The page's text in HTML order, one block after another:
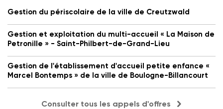
Gestion du périscolaire de la ville de Creutzwald
Gestion et exploitation du multi-accueil « La Maison de
Petronille » - Saint-Philbert-de-Grand-Lieu
Gestion de l'établissement d'accueil petite enfance «
Marcel Bontemps » de la ville de Boulogne-Billancourt
Consulter tous les appels d'offres